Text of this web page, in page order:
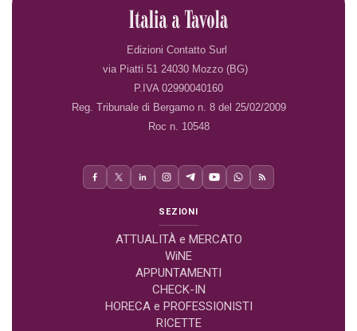
Edizioni Contatto Surl
via Piatti 51 24030 Mozzo (BG)
P.IVA 02990040160
Reg. Tribunale di Bergamo n. 8 del 25/02/2009
Roc n. 10548
SEZIONI
ATTUALITÀ e MERCATO
WiNE
APPUNTAMENTI
CHECK-IN
HORECA e PROFESSIONISTI
RICETTE